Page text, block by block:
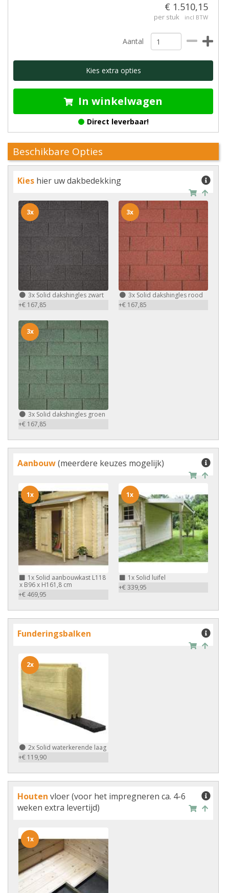
€ 1.510,15
per stuk incl BTW
Aantal
Kies extra opties
In winkelwagen
Direct leverbaar!
Beschikbare Opties
Kies hier uw dakbedekking
3x Solid dakshingles zwart
+€ 167,85
3x
3xSolid dakshingles rood
+€ 167,85
3x
3x Solid dakshingles groen
+€ 167,85
3x
Aanbouw(meerdere keuzes mogelijk)
1x Solid aanbouwkast L118
x B96 x H161,8 cm
+€ 469,95
1x
1xSolid luifel
+€ 339,95
1x
Funderingsbalken
2x Solid waterkerende laag
+€ 119,90
2x
Houten vloer (voor het impregneren ca. 4-6
weken extra levertijd)
1x